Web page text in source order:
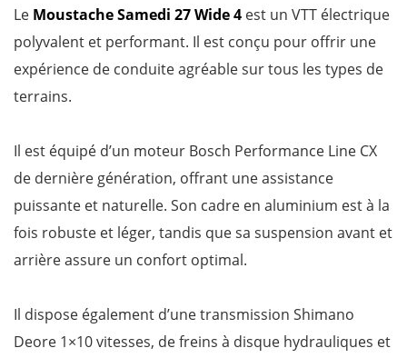
Le Moustache Samedi 27 Wide 4 est un VTT électrique
polyvalent et performant. Il est conçu pour offrir une
expérience de conduite agréable sur tous les types de
terrains.
Il est équipé d’un moteur Bosch Performance Line CX
de dernière génération, offrant une assistance
puissante et naturelle. Son cadre en aluminium est à la
fois robuste et léger, tandis que sa suspension avant et
arrière assure un confort optimal.
Il dispose également d’une transmission Shimano
Deore 1×10 vitesses, de freins à disque hydrauliques et